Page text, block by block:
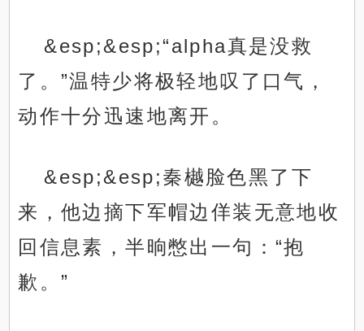
&esp;&esp;“alpha真是没救
了。”温特少将极轻地叹了口气，
动作十分迅速地离开。
&esp;&esp;秦樾脸色黑了下
来，他边摘下军帽边佯装无意地收
回信息素，半晌憋出一句：“抱
歉。”